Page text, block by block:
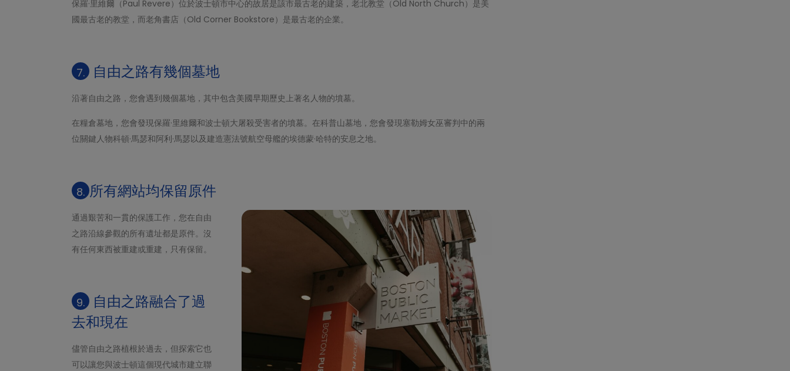
保羅·里維爾（Paul Revere）位於波士頓市中心的故居是該市最古老的建築，老北教堂（Old North Church）是美
國最古老的教堂，而老角書店（Old Corner Bookstore）是最古老的企業。
7. 自由之路有幾個墓地
沿著自由之路，您會遇到幾個墓地，其中包含美國早期歷史上著名人物的墳墓。
在糧倉墓地，您會發現保羅·里維爾和波士頓大屠殺受害者的墳墓。在科普山墓地，您會發現塞勒姆女巫審判中的兩
位關鍵人物科頓·馬瑟和阿利·馬瑟以及建造憲法號航空母艦的埃德蒙·哈特的安息之地。
8. 所有網站均保留原件
通過艱苦和一貫的保護工作，您在自由
之路沿線參觀的所有遺址都是原件。沒
有任何東西被重建或重建，只有保留。
9.
自由之路融合了過
去和現在
儘管自由之路植根於過去，但探索它也
可以讓您與波士頓這個現代城市建立聯